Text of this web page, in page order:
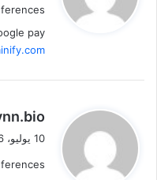
ل
pay
ي
ق
ل
10 يوليو، 2026 الساعة 4:39 م